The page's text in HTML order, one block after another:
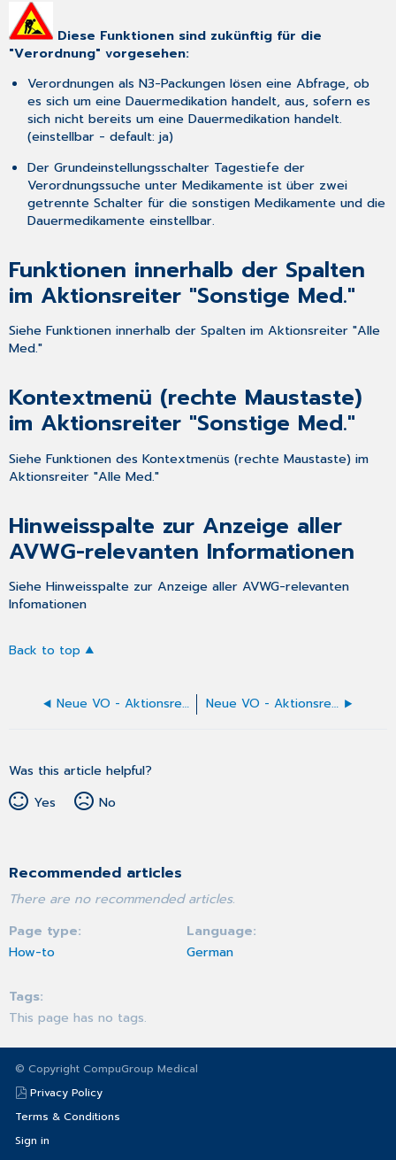
werden:
Funktionen
innerhalb
der
Spalten
im
"Sonstige
Med."
Kontextmenü
(rechte
im
Aktionsreiter
"Sonstige
Hinweisspalte
zur
aller
AVWG-
relevanten
Diese Funktionen sind zukünftig für die
"Verordnung" vorgesehen:
Verordnungen als N3-Packungen lösen eine Abfrage, ob
es sich um eine Dauermedikation handelt, aus, sofern es
sich nicht bereits um eine Dauermedikation handelt.
(einstellbar - default: ja)
Der Grundeinstellungsschalter Tagestiefe der
Verordnungssucheunter Medikamenteist über zwei
getrennte Schalter für die sonstigen Medikamenteund die
Dauermedikamenteeinstellbar.
Funktionen innerhalb der Spalten
im Aktionsreiter "Sonstige Med."
Siehe Funktionen innerhalb der Spalten im Aktionsreiter "Alle
Med."
Kontextmenü (rechte Maustaste)
im Aktionsreiter "Sonstige Med."
Siehe Funktionen des Kontextmenüs (rechte Maustaste) im
Aktionsreiter "Alle Med."
Hinweisspalte zur Anzeige aller
AVWG-relevanten Informationen
Siehe Hinweisspalte zur Anzeige aller AVWG-relevanten
Infomationen
Back to top
Neue VO - Aktionsreiter "Rezepturen" Neue VO - Aktionsreiter Info
Was this article helpful?
Yes
No
Recommended articles
There are no recommended articles.
Page type
How-to
Language
German
Tags
This page has no tags.
© Copyright CompuGroup Medical
Privacy Policy
Terms & Conditions
Sign in